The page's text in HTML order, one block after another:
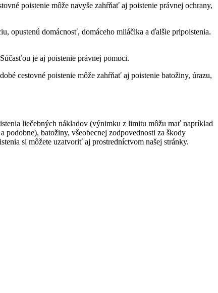
poistenie môže navyše zahŕňať aj poistenie právnej ochrany,
opustenú domácnosť, domáceho miláčika a ďalšie pripoistenia.
je aj poistenie právnej pomoci.
cestovné poistenie môže zahŕňať aj poistenie batožiny, úrazu,
liečebných nákladov (výnimku z limitu môžu mať napríklad
podobne), batožiny, všeobecnej zodpovednosti za škody
si môžete uzatvoriť aj prostredníctvom našej stránky.